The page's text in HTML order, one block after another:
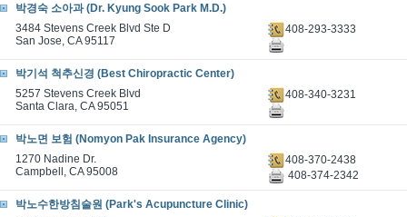
박경숙 소아과 (Dr. Kyung Sook Park M.D.)
3484 Stevens Creek Blvd Ste D
San Jose, CA 95117
408-293-3333
박기석 척추신경 (Best Chiropractic Center)
5257 Stevens Creek Blvd
Santa Clara, CA 95051
408-340-3231
박노면 보험 (Nomyon Pak Insurance Agency)
1270 Nadine Dr.
Campbell, CA 95008
408-370-2438
408-374-2342
박노수한방침술원 (Park's Acupuncture Clinic)